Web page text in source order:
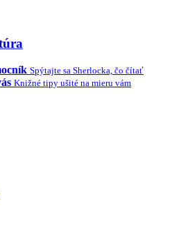
Spýtajte sa Sherlocka, čo čítať
Knižné tipy ušité na mieru vám